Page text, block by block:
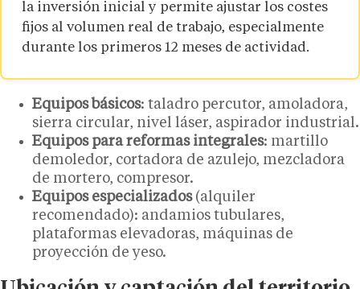
la inversión inicial y permite ajustar los costes
fijos al volumen real de trabajo, especialmente
durante los primeros 12 meses de actividad.
Equipos básicos: taladro percutor, amoladora,
sierra circular, nivel láser, aspirador industrial.
Equipos para reformas integrales: martillo
demoledor, cortadora de azulejo, mezcladora
de mortero, compresor.
Equipos especializados(alquiler
recomendado): andamios tubulares,
plataformas elevadoras, máquinas de
proyección de yeso.